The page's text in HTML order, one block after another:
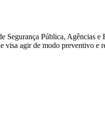
Segurança Pública, Agências
agir de modo preventivo